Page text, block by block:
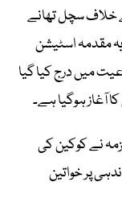
خلاف سچل تھانے
کیا گیا ہے۔ یہ مقدمہ اسٹیشن
میں درج کیا گیا
آغاز ہوگیا ہے۔
نے کوکین کی
پر خواتین